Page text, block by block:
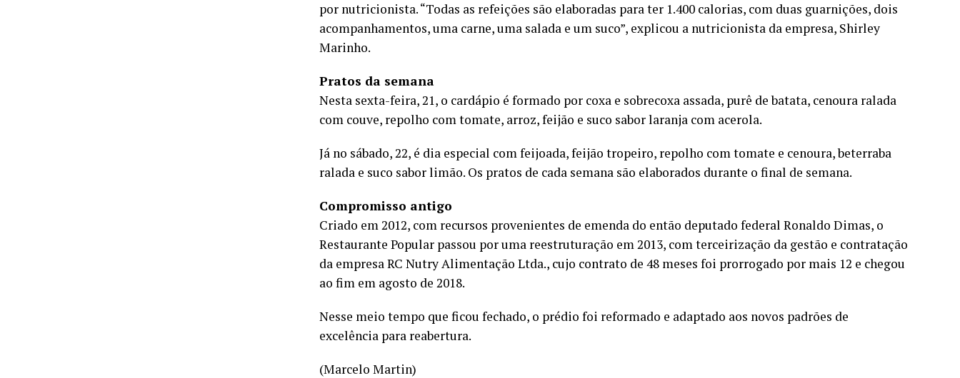
por nutricionista. “Todas as refeições são elaboradas para ter 1.400 calorias, com duas guarnições, dois
acompanhamentos, uma carne, uma salada e um suco”, explicou a nutricionista da empresa, Shirley
Marinho.
Pratos da semana
Nesta sexta-feira, 21, o cardápio é formado por coxa e sobrecoxa assada, purê de batata, cenoura ralada
com couve, repolho com tomate, arroz, feijão e suco sabor laranja com acerola.
Já no sábado, 22, é dia especial com feijoada, feijão tropeiro, repolho com tomate e cenoura, beterraba
ralada e suco sabor limão. Os pratos de cada semana são elaborados durante o final de semana.
Compromisso antigo
Criado em 2012, com recursos provenientes de emenda do então deputado federal Ronaldo Dimas, o
Restaurante Popular passou por uma reestruturação em 2013, com terceirização da gestão e contratação
da empresa RC Nutry Alimentação Ltda., cujo contrato de 48 meses foi prorrogado por mais 12 e chegou
ao fim em agosto de 2018.
Nesse meio tempo que ficou fechado, o prédio foi reformado e adaptado aos novos padrões de
excelência para reabertura.
(Marcelo Martin)